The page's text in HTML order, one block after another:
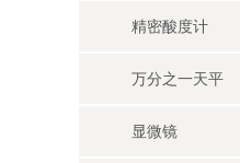
精密酸度计
万分之一天平
显微镜